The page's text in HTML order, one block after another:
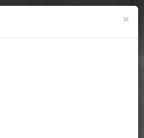
×
18+